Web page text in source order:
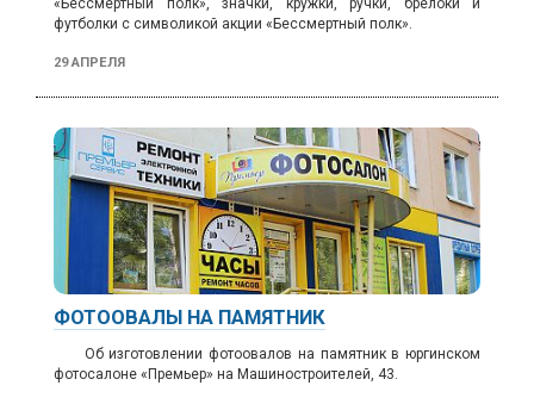
«Бессмертный полк», значки, кружки, ручки, брелоки и
футболки с символикой акции «Бессмертный полк».
29 АПРЕЛЯ
ФОТООВАЛЫ НА ПАМЯТНИК
Об изготовлении фотоовалов на памятник в юргинском
фотосалоне «Премьер» на Машиностроителей, 43.